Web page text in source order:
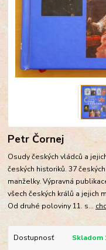
Petr Čornej
Osudy českých vládců a
českých historiků. 37
manželky. Výpravná
všech českých králů a jejich
Od druhé poloviny 11. s...
Dostupnosť Skladom